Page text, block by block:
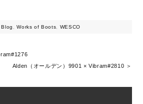
Blog ,Works of Boots WESCO
Alden（オールデン）9901 × Vibram#2810 ＞